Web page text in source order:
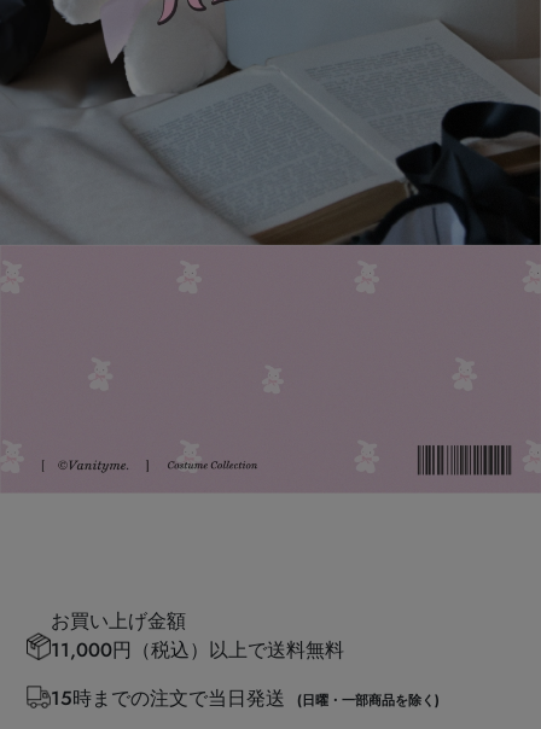
お買い上げ金額
11,000円（税込）以上で送料無料
15時までの注文で当日発送
(日曜・一部商品を除く)